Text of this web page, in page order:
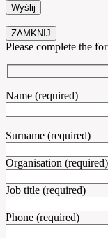
ZAMKNIJ
Please complete the
Name (required)
Surname (required)
Organisation (required)
Job title (required)
Phone (required)